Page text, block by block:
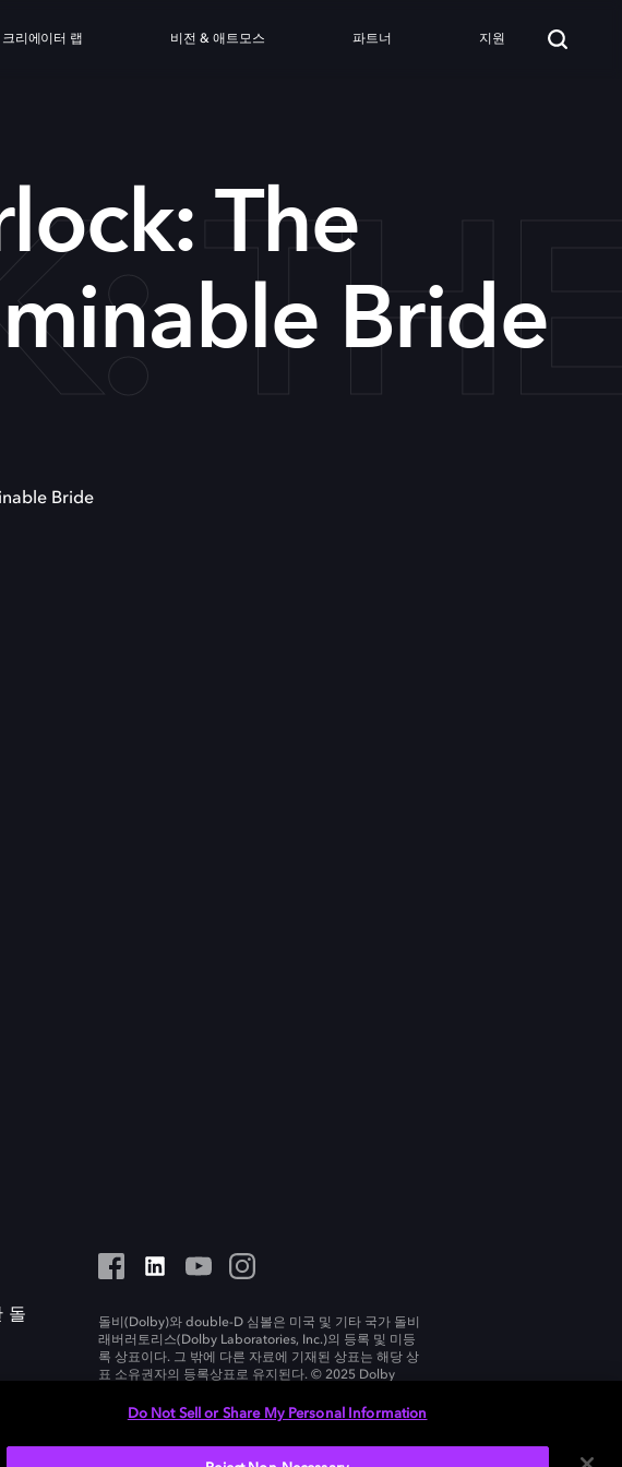
크리에이터 랩 비전 & 애트모스 파트너 지원
The
Bride
Bride
돌
돌비(Dolby)와 double-D 심볼은 미국 및 기타 국가 돌비
래버러토리스(Dolby Laboratories, Inc.)의 등록 및 미등
록 상표이다. 그 밖에 다른 자료에 기재된 상표는 해당 상
표 소유권자의 등록상표로 유지된다. © 2025 Dolby
Do Not Sell or Share My Personal Information